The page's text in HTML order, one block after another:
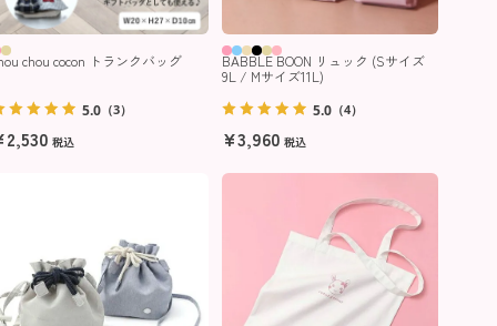
chou cocon トランクバッグ
2,530 税込
5.0 （3）
BABBLE BOON リュック (Sサイズ
9L / Mサイズ11L)
¥3,960 税込
5.0（4）